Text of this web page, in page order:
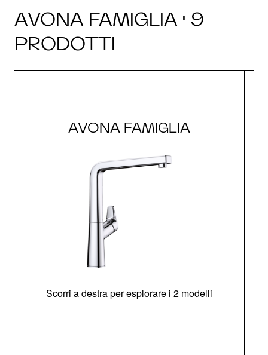
AVONA FAMIGLIA · 9
PRODOTTI
AVONA FAMIGLIA
Scorri a destra per esplorare i 2 modelli